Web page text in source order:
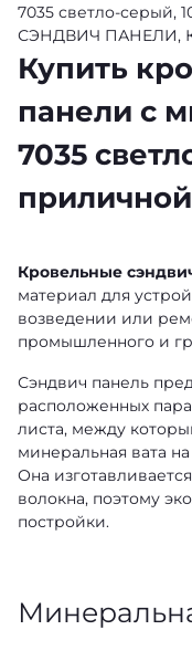
7035 светло-серый,
СЭНДВИЧ ПАНЕЛИ,
Купить
панели с
7035
Кровельные
материал для
возведении или
промышленного и
Сэндвич панель
расположенных
листа, между
минеральная вата
Она
волокна, поэтому
постройки.